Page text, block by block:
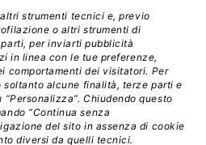
competenze di alto livello:
per i talenti AI è
team già affiatati e con
la capacità di innovazione.
regolamentari:A differenza